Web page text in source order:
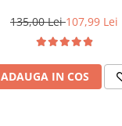
135,00 Lei107,99 Lei
ADAUGA IN COS